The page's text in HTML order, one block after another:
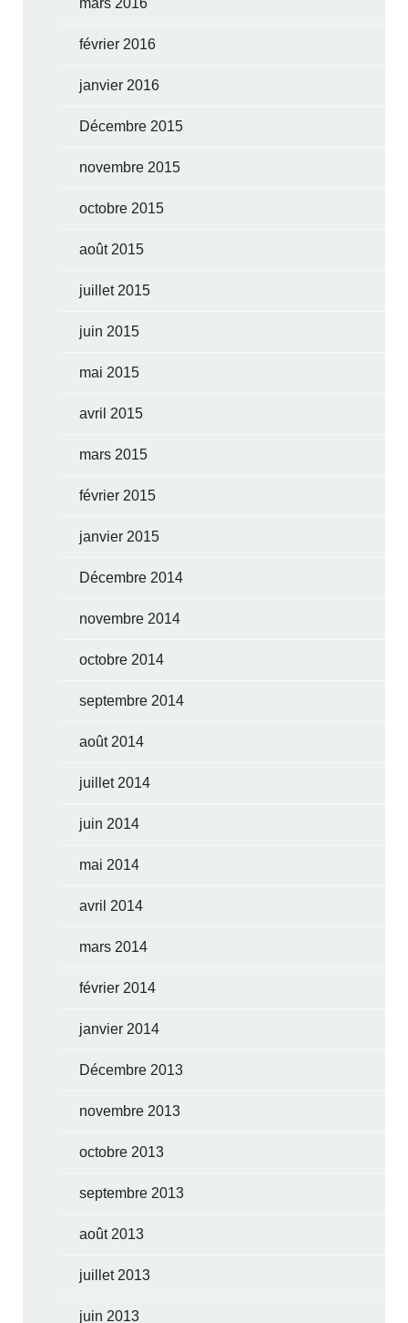
février 2016
janvier 2016
Décembre 2015
novembre 2015
octobre 2015
août 2015
juillet 2015
juin 2015
mai 2015
avril 2015
mars 2015
février 2015
janvier 2015
Décembre 2014
novembre 2014
octobre 2014
septembre 2014
août 2014
juillet 2014
juin 2014
mai 2014
avril 2014
mars 2014
février 2014
janvier 2014
Décembre 2013
novembre 2013
octobre 2013
septembre 2013
août 2013
juillet 2013
juin 2013